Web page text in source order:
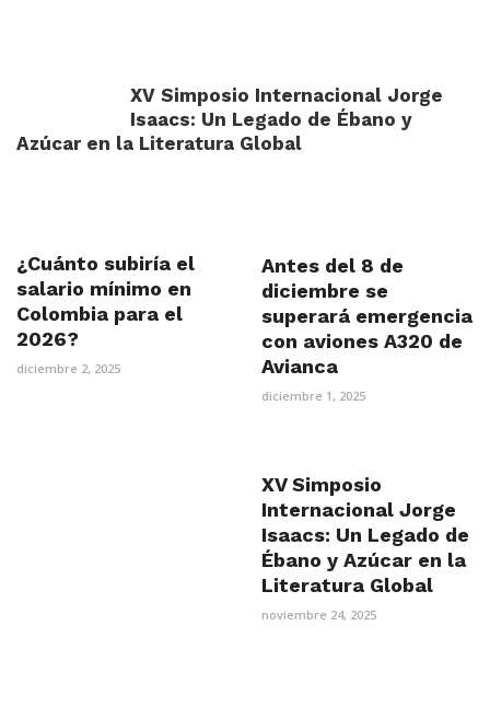
XV Simposio Internacional Jorge
Isaacs: Un Legado de Ébano y
Azúcar en la Literatura Global
¿Cuánto subiría el
salario mínimo en
Colombia para el
2026?
diciembre 2, 2025
Antes del 8 de
diciembre se
superará emergencia
con aviones A320 de
Avianca
diciembre 1, 2025
XV Simposio
Internacional Jorge
Isaacs: Un Legado de
Ébano y Azúcar en la
Literatura Global
noviembre 24, 2025